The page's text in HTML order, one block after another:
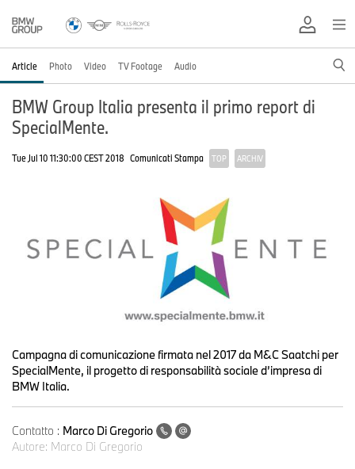
Article Photo Video TV Footage Audio
BMW Group Italia presenta il primo report di
SpecialMente.
Tue Jul 10 11:30:00 CEST 2018 Comunicati Stampa TOP ARCHIV
Campagna di comunicazione firmata nel 2017 da M&C Saatchi per
SpecialMente, il progetto di responsabilità sociale d’impresa di
BMW Italia.
Contatto : Marco Di Gregorio
Autore: Marco Di Gregorio